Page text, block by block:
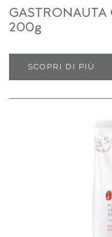
200g
SCOPRI DI PIÙ